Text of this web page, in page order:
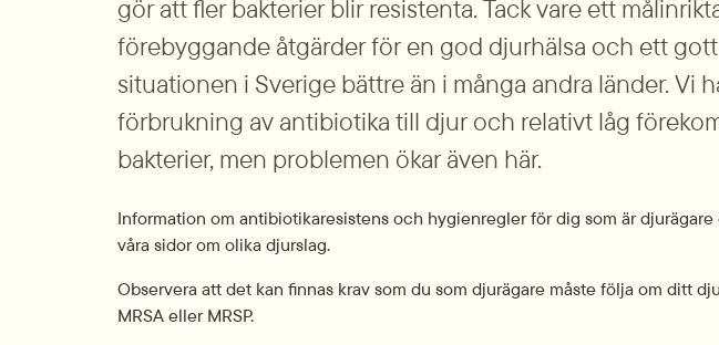
gör att fler bakterier blir resistenta. Tack vare ett
förebyggande åtgärder för en god djurhälsa och ett
situationen i Sverige bättre än i många andra länder. Vi
förbrukning av antibiotika till djur och relativt låg
bakterier, men problemen ökar även här.
Information om antibiotikaresistens och hygienregler för dig som är
våra sidor om olika djurslag.
Observera att det kan finnas krav som du som djurägare måste följa om ditt
MRSA eller MRSP.